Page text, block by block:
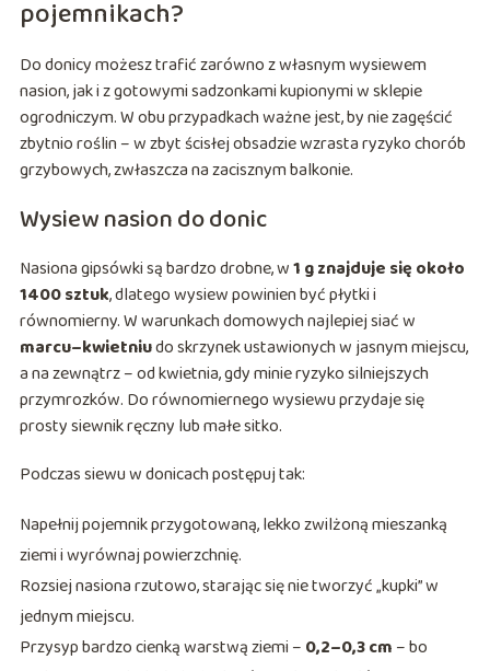
pojemnikach?
Do donicy możesz trafić zarówno z własnym wysiewem
nasion, jak i z gotowymi sadzonkami kupionymi w sklepie
ogrodniczym. W obu przypadkach ważne jest, by nie zagęścić
zbytnio roślin – w zbyt ścisłej obsadzie wzrasta ryzyko chorób
grzybowych, zwłaszcza na zacisznym balkonie.
Wysiew nasion do donic
Nasiona gipsówki są bardzo drobne, w1 g znajduje się około
1400 sztuk, dlatego wysiew powinien być płytki i
równomierny. W warunkach domowych najlepiej siać w
marcu–kwietniudo skrzynek ustawionych w jasnym miejscu,
a na zewnątrz – od kwietnia, gdy minie ryzyko silniejszych
przymrozków. Do równomiernego wysiewu przydaje się
prosty siewnik ręczny lub małe sitko.
Podczas siewu w donicach postępuj tak:
Napełnij pojemnik przygotowaną, lekko zwilżoną mieszanką
ziemi i wyrównaj powierzchnię.
Rozsiej nasiona rzutowo, starając się nie tworzyć „kupki” w
jednym miejscu.
Przysyp bardzo cienką warstwą ziemi – 0,2–0,3 cm – bo